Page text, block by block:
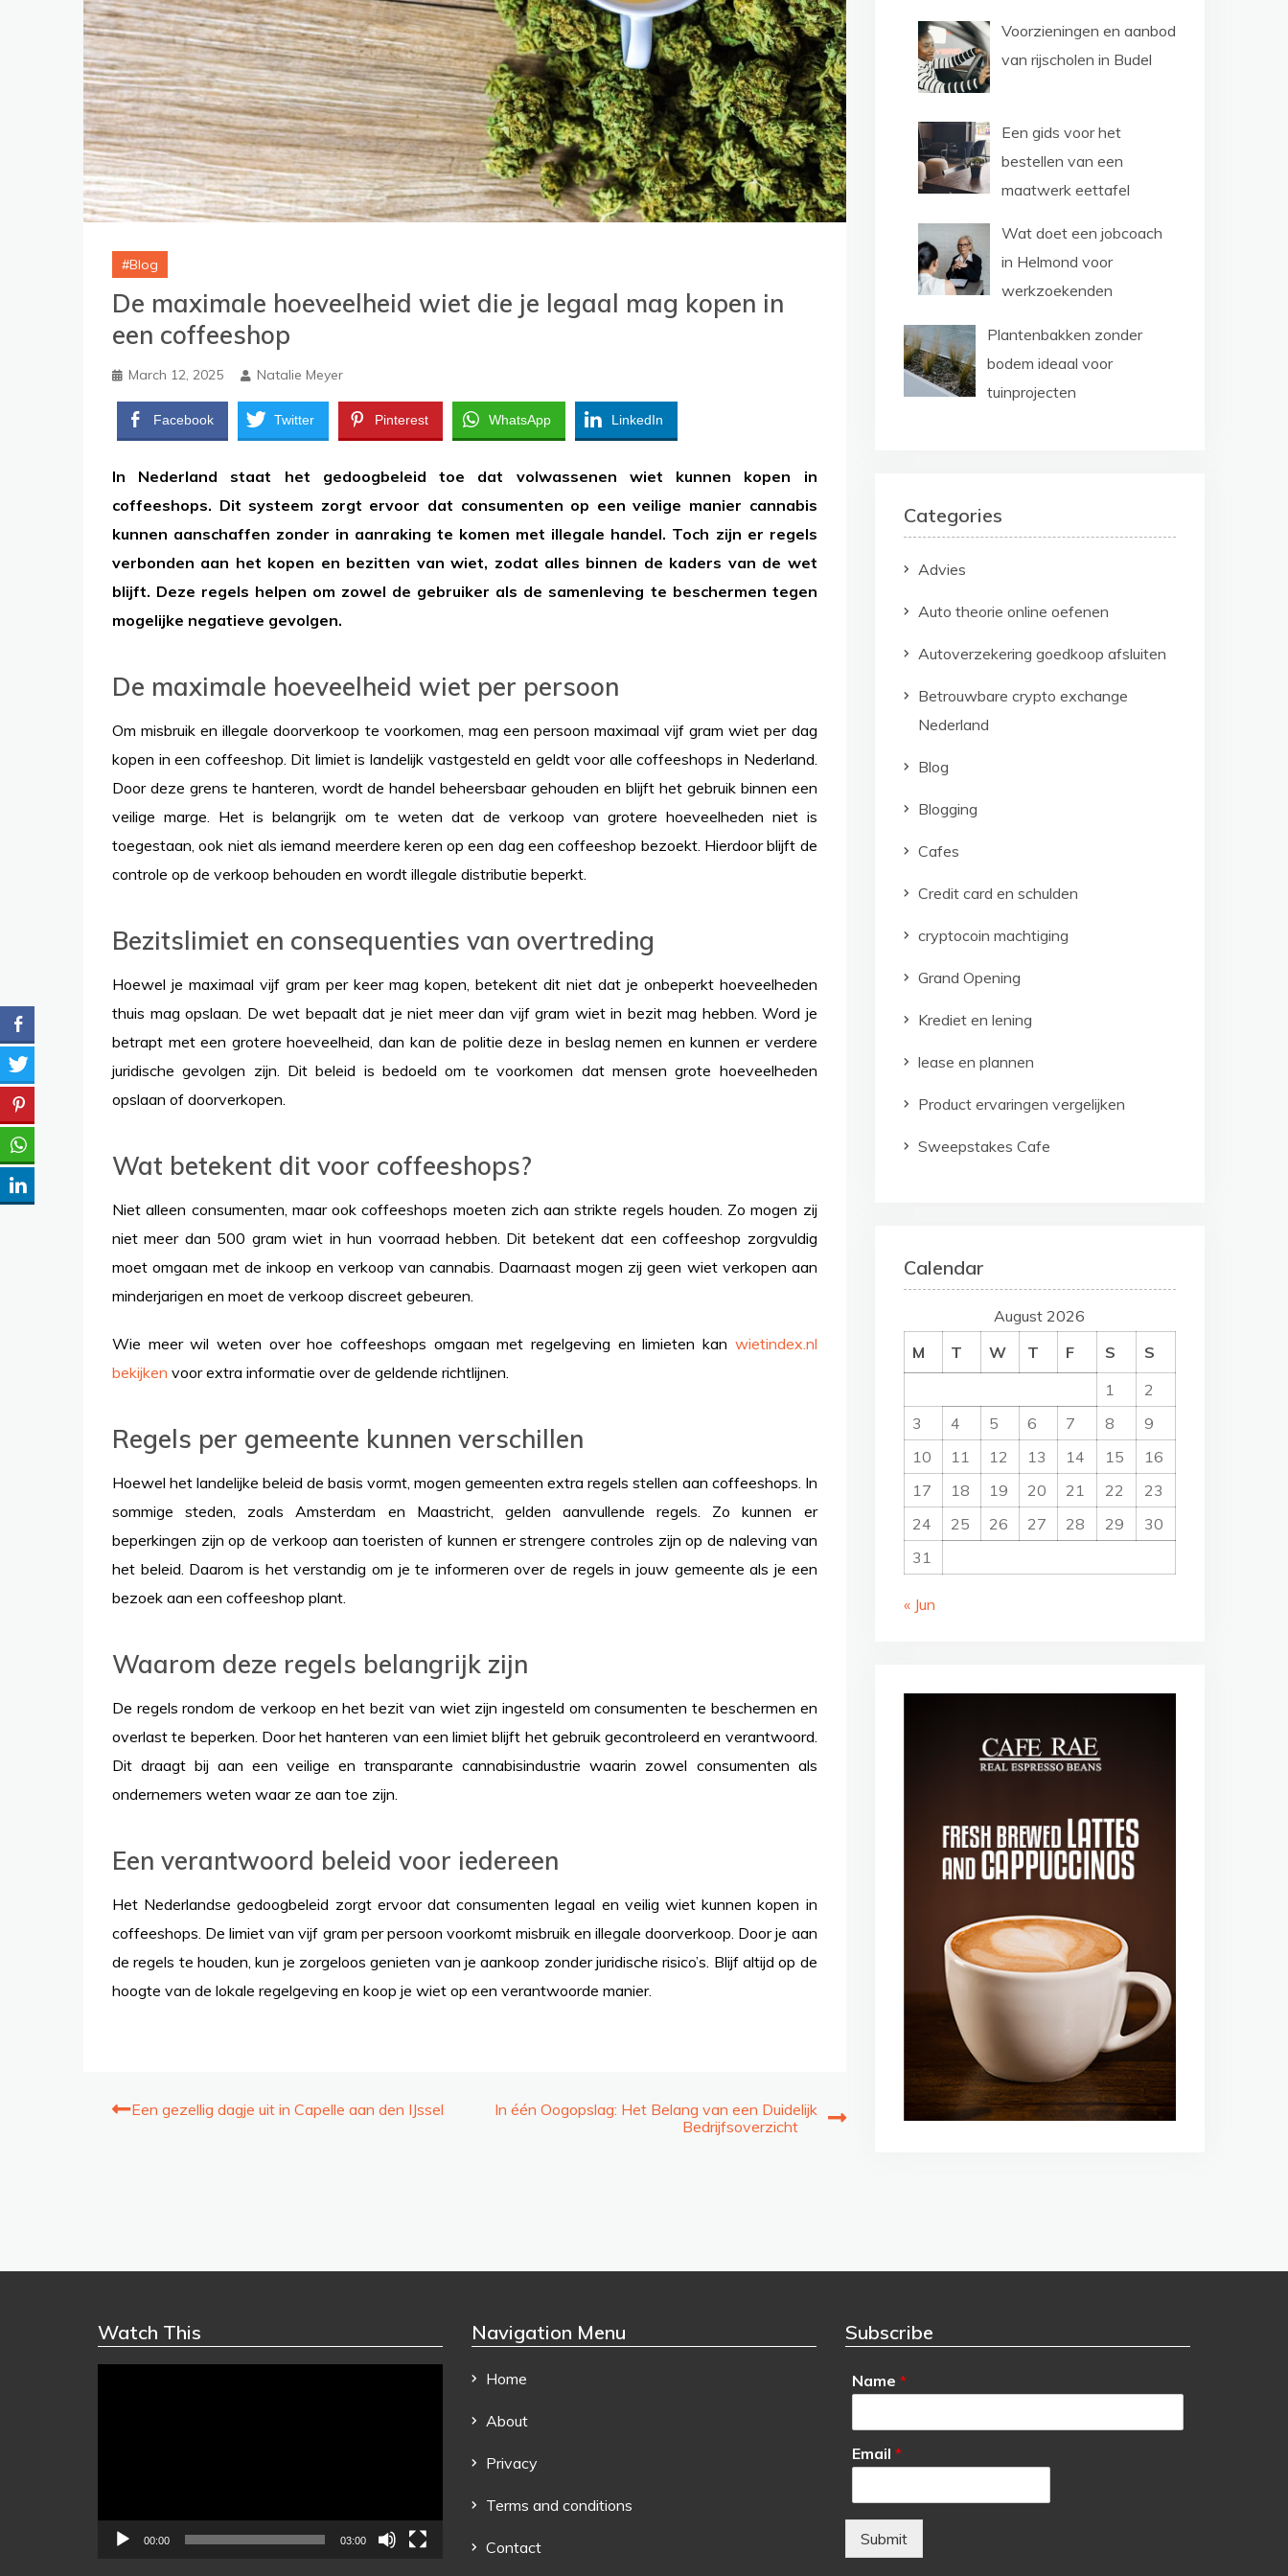
Blog
De maximale hoeveelheid wiet die je legaal mag kopen in
een coffeeshop
March 12, 2025 Natalie Meyer
Facebook Twitter Pinterest WhatsApp LinkedIn
In Nederland staat het gedoogbeleid toe dat volwassenen wiet kunnen kopen in
coffeeshops. Dit systeem zorgt ervoor dat consumenten op een veilige manier cannabis
kunnen aanschaffen zonder in aanraking te komen met illegale handel. Toch zijn er regels
verbonden aan het kopen en bezitten van wiet, zodat alles binnen de kaders van de wet
blijft. Deze regels helpen om zowel de gebruiker als de samenleving te beschermen tegen
mogelijke negatieve gevolgen.
De maximale hoeveelheid wiet per persoon
Om misbruik en illegale doorverkoop te voorkomen, mag een persoon maximaal vijf gram wiet per dag
kopen in een coffeeshop. Dit limiet is landelijk vastgesteld en geldt voor alle coffeeshops in Nederland.
Door deze grens te hanteren, wordt de handel beheersbaar gehouden en blijft het gebruik binnen een
veilige marge. Het is belangrijk om te weten dat de verkoop van grotere hoeveelheden niet is
toegestaan, ook niet als iemand meerdere keren op een dag een coffeeshop bezoekt. Hierdoor blijft de
controle op de verkoop behouden en wordt illegale distributie beperkt.
Bezitslimiet en consequenties van overtreding
Hoewel je maximaal vijf gram per keer mag kopen, betekent dit niet dat je onbeperkt hoeveelheden
thuis mag opslaan. De wet bepaalt dat je niet meer dan vijf gram wiet in bezit mag hebben. Word je
betrapt met een grotere hoeveelheid, dan kan de politie deze in beslag nemen en kunnen er verdere
juridische gevolgen zijn. Dit beleid is bedoeld om te voorkomen dat mensen grote hoeveelheden
opslaan of doorverkopen.
Wat betekent dit voor coffeeshops?
Niet alleen consumenten, maar ook coffeeshops moeten zich aan strikte regels houden. Zo mogen zij
niet meer dan 500 gram wiet in hun voorraad hebben. Dit betekent dat een coffeeshop zorgvuldig
moet omgaan met de inkoop en verkoop van cannabis. Daarnaast mogen zij geen wiet verkopen aan
minderjarigen en moet de verkoop discreet gebeuren.
Wie meer wil weten over hoe coffeeshops omgaan met regelgeving en limieten kan wietindex.nl
bekijken voor extra informatie over de geldende richtlijnen.
Regels per gemeente kunnen verschillen
Hoewel het landelijke beleid de basis vormt, mogen gemeenten extra regels stellen aan coffeeshops. In
sommige steden, zoals Amsterdam en Maastricht, gelden aanvullende regels. Zo kunnen er
beperkingen zijn op de verkoop aan toeristen of kunnen er strengere controles zijn op de naleving van
het beleid. Daarom is het verstandig om je te informeren over de regels in jouw gemeente als je een
bezoek aan een coffeeshop plant.
Waarom deze regels belangrijk zijn
De regels rondom de verkoop en het bezit van wiet zijn ingesteld om consumenten te beschermen en
overlast te beperken. Door het hanteren van een limiet blijft het gebruik gecontroleerd en verantwoord.
Dit draagt bij aan een veilige en transparante cannabisindustrie waarin zowel consumenten als
ondernemers weten waar ze aan toe zijn.
Een verantwoord beleid voor iedereen
Het Nederlandse gedoogbeleid zorgt ervoor dat consumenten legaal en veilig wiet kunnen kopen in
coffeeshops. De limiet van vijf gram per persoon voorkomt misbruik en illegale doorverkoop. Door je aan
de regels te houden, kun je zorgeloos genieten van je aankoop zonder juridische risico’s. Blijf altijd op de
hoogte van de lokale regelgeving en koop je wiet op een verantwoorde manier.
PostEen gezellig dagje uit in Capelle aan den IJssel
In één Oogopslag: Het Belang van een Duidelijk
Bedrijfsoverzicht
Voorzieningen en aanbod
van rijscholen in Budel
Een gids voor het
bestellen van een
maatwerk eettafel
Wat doet een jobcoach
in Helmond voor
werkzoekenden
Plantenbakken zonder
bodem ideaal voor
tuinprojecten
Categories
Advies
Auto theorie online oefenen
Autoverzekering goedkoop afsluiten
Betrouwbare crypto exchange
Nederland
Blog
Blogging
Cafes
Credit card en schulden
cryptocoin machtiging
Grand Opening
Krediet en lening
lease en plannen
Product ervaringen vergelijken
Sweepstakes Cafe
Calendar
August 2026
M
T W T F S
S
1
2
3
4 5 6 7 8
9
10
11 12 13 14 15
16
17
18 19 20 21 22
23
24
25 26 27 28 29
30
31
« Jun
Watch This
00:00 03:00
Navigation Menu
Home
About
Privacy
Terms and conditions
Contact
Subscribe
Name *
Email *
Submit